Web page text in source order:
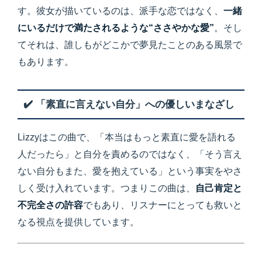
す。彼女が描いているのは、派手な恋ではなく、 一緒
にいるだけで満たされるような“ささやかな愛”。そし
てそれは、誰しもがどこかで夢見たことのある風景で
もあります。
✔️ 「素直に言えない自分」への優しいまなざし
Lizzyはこの曲で、「本当はもっと素直に愛を語れる
人だったら」と自分を責めるのではなく、「そう言え
ない自分もまた、愛を抱えている」という事実をやさ
しく受け入れています。つまりこの曲は、
自己肯定と
不完全さの許容でもあり、リスナーにとっても救いと
なる視点を提供しています。